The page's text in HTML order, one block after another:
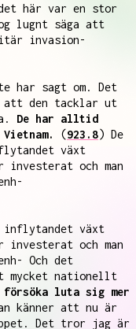
här var en stor
lugnt säga att
invasion-
har sagt om. Det
den tacklar ut
De har alltid
(923.8) De
växt
investerat och man
inflytandet växt
investerat och man
Och det
mycket nationellt
försöka luta sig mer
känner att nu är
Det tror jag är